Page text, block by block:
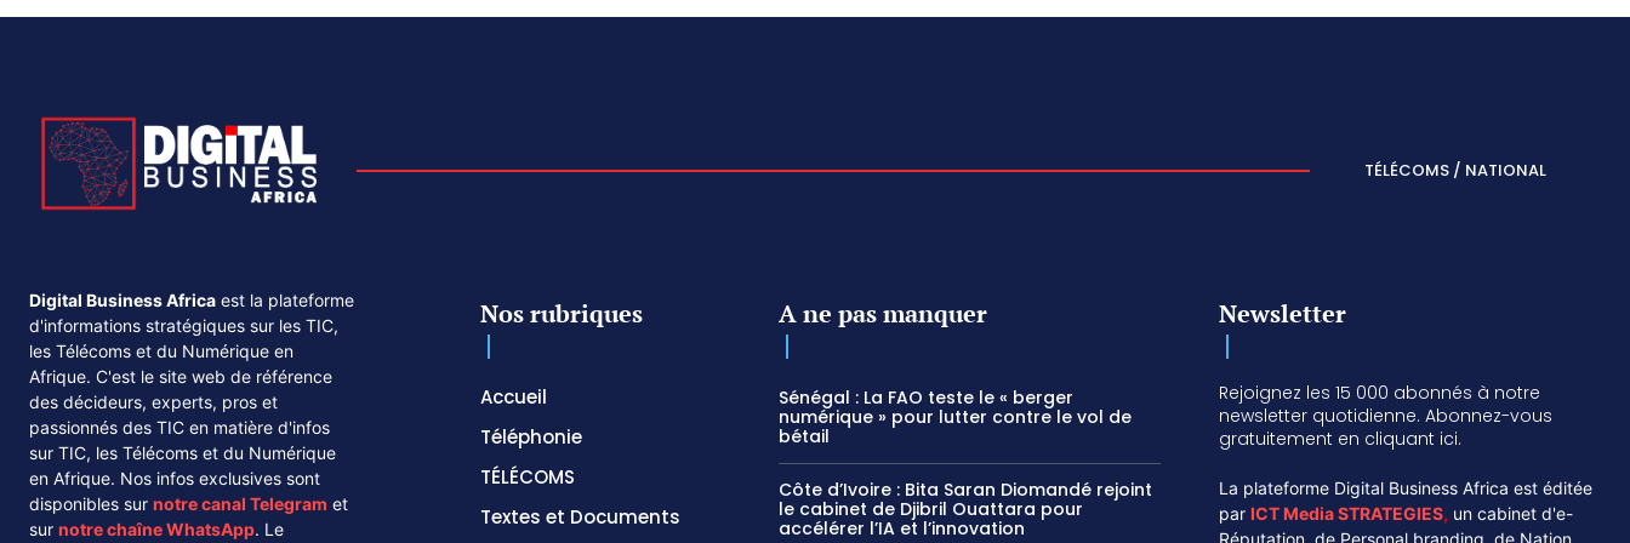
TÉLÉCOMS / NATIONAL
Digital Business Africa est la plateforme
d'informations stratégiques sur les TIC,
les Télécoms et du Numérique en
Afrique. C'est le site web de référence
des décideurs, experts, pros et
passionnés des TIC en matière d'infos
sur TIC, les Télécoms et du Numérique
en Afrique. Nos infos exclusives sont
disponibles sur notre canal Telegram et
sur notre chaîneWhatsApp. Le
Nos rubriques
Accueil
Téléphonie
TÉLÉCOMS
Textes et Documents
A ne pas manquer
Sénégal : La FAO teste le « berger
numérique » pour lutter contre le vol de
bétail
Côte d’Ivoire : Bita Saran Diomandé rejoint
le cabinet de Djibril Ouattara pour
accélérer l’IA et l’innovation
Newsletter
Rejoignez les 15 000 abonnés à notre
newsletter quotidienne. Abonnez-vous
gratuitement en cliquant ici.
La plateforme Digital Business Africa est éditée
parICT Media STRATEGIES, un cabinet d'e-